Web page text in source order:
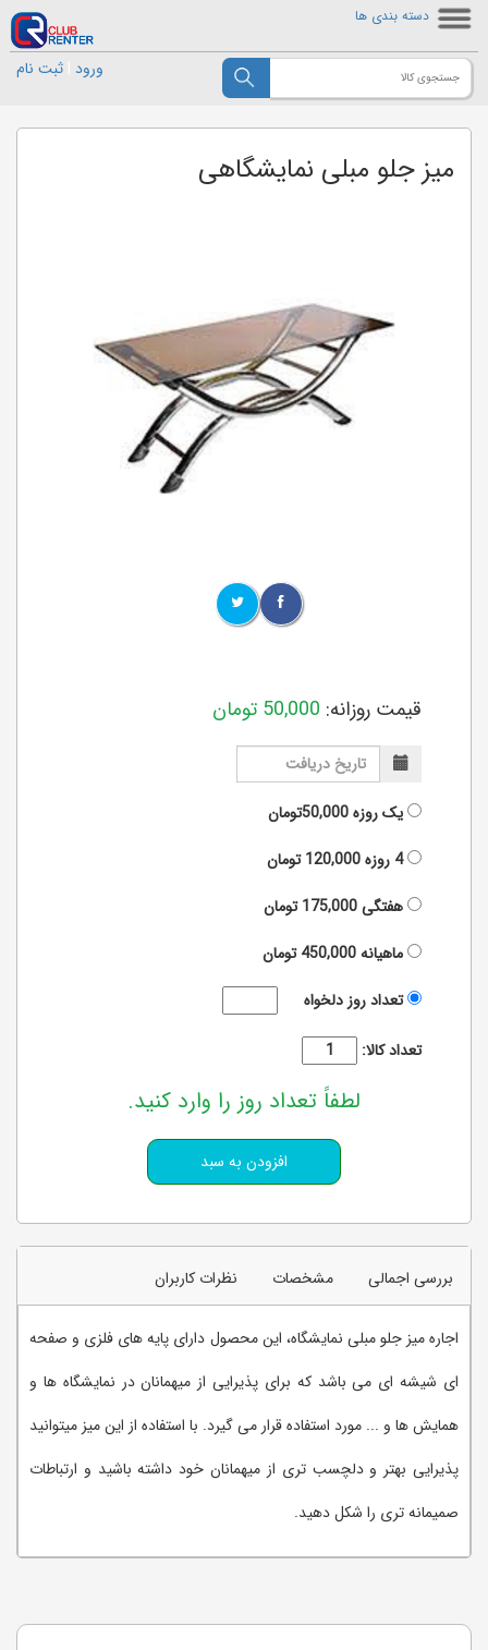
دسته بندی ها
ورود ثبت نام
میز جلو مبلی نمایشگاهی
قیمت روزانه: 50,000 تومان
یک روزه50,000تومان
4 روزه
120,000تومان
هفتگی175,000تومان
ماهیانه450,000تومان
تعداد روز دلخواه
تعداد کالا:
لطفاً تعداد روز را وارد کنید.
بررسی اجمالی مشخصات نظرات کاربران
اجاره میز جلو مبلی نمایشگاه، این محصول دارای پایه های فلزی و صفحه
ای شیشه ای می باشد که برای پذیرایی از میهمانان در نمایشگاه ها و
همایش ها و ... مورد استفاده قرار می گیرد. با استفاده از این میز میتوانید
پذیرایی بهتر و دلچسب تری از میهمانان خود داشته باشید و ارتباطات
صمیمانه تری را شکل دهید.